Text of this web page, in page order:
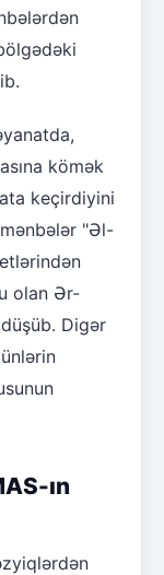
kömək
keçirdiyini
mənbələr "Əl-
olan Ər-
düşüb. Digər
ın